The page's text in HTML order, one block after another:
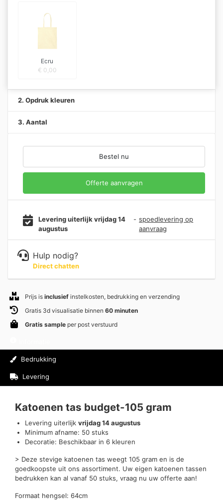
Ecru
€ 0,00
2. Opdruk kleuren
3. Aantal
Bestel nu
Offerte aanvragen
Levering uiterlijk vrijdag 14
augustus
- spoedlevering op
aanvraag
Hulp nodig?
Direct chatten
Prijs is inclusief instelkosten, bedrukking en verzending
Gratis 3d visualisatie binnen 60 minuten
Gratis sample per post verstuurd
Bedrukking
Levering
Katoenen tas budget-105 gram
Levering uiterlijk vrijdag 14 augustus
Minimum afname: 50 stuks
Decoratie: Beschikbaar in 6 kleuren
> Deze stevige katoenen tas weegt 105 gram en is de
goedkoopste uit ons assortiment. Uw eigen katoenen tassen
bedrukken kan al vanaf 50 stuks, vraag nu uw offerte aan!
Formaat hengsel: 64cm